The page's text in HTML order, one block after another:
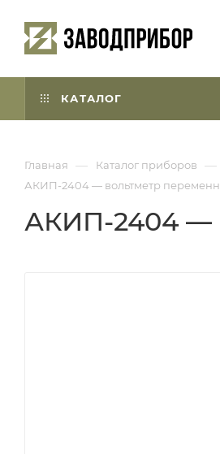
КАТАЛОГ
Главная — Каталог приборов —
АКИП-2404 — вольтметр
АКИП-2404 —